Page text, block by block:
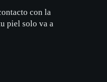
con la
piel solo va a